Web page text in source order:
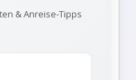
& Anreise-Tipps